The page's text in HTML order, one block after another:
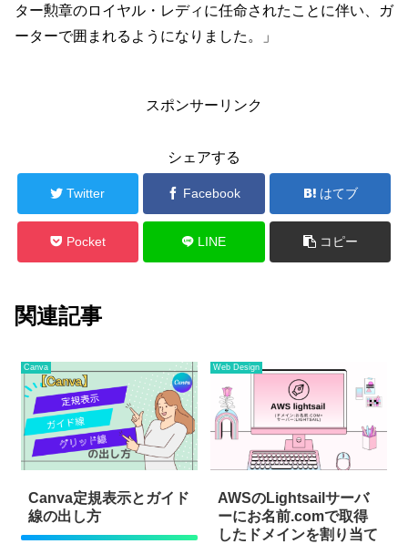
ター勲章のロイヤル・レディに任命されたことに伴い、ガ
ーターで囲まれるようになりました。」
スポンサーリンク
シェアする
Twitter Facebook はてブ
Pocket LINE コピー
関連記事
Canva
Canva定規表示とガイド
線の出し方
Web Design
AWSのLightsailサーバ
ーにお名前.comで取得
したドメインを割り当て